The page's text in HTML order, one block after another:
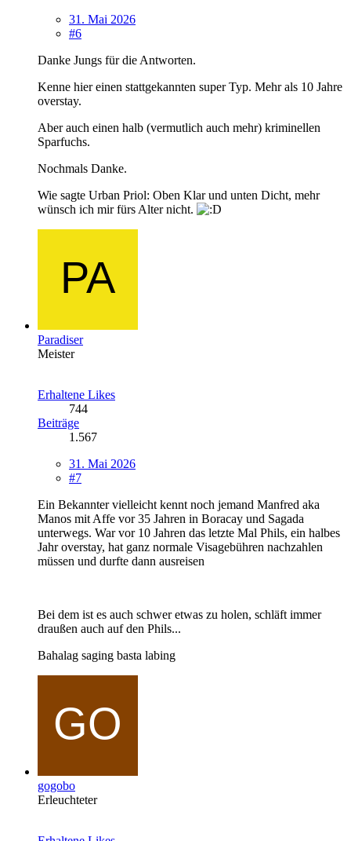
31. Mai 2026
#6
Danke Jungs für die Antworten.
Kenne hier einen stattgekannten super Typ. Mehr als 10 Jahre
overstay.
Aber auch einen halb (vermutlich auch mehr) kriminellen
Sparfuchs.
Nochmals Danke.
Wie sagte Urban Priol: Oben Klar und unten Dicht, mehr
wünsch ich mir fürs Alter nicht.
Paradiser
Meister
Erhaltene Likes
744
Beiträge
1.567
31. Mai 2026
#7
Ein Bekannter vielleicht kennt noch jemand Manfred aka
Manos mit Affe vor 35 Jahren in Boracay und Sagada
unterwegs. War vor 10 Jahren das letzte Mal Phils, ein halbes
Jahr overstay, hat ganz normale Visagebühren nachzahlen
müssen und durfte dann ausreisen
Bei dem ist es auch schwer etwas zu holen, schläft immer
draußen auch auf den Phils...
Bahalag saging basta labing
gogobo
Erleuchteter